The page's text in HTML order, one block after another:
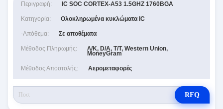
Περιγραφή: IC SOC CORTEX-A53 1.5GHZ 1760BGA
Κατηγορία: Ολοκληρωμένα κυκλώματα IC
-απόθεμα: Σε αποθέματα
Μέθοδος Πληρωμής: Λ/Κ, D/A, T/T, Western Union,
MoneyGram
Μέθοδος Αποστολής: Αερομεταφορές
RFQ